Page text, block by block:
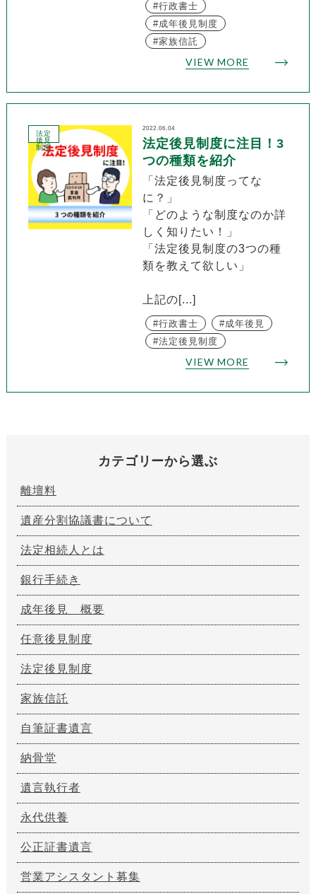
行政書士
成年後見制度
家族信託
VIEW MORE
法定
後見
制度
2022.06.04
法定後見制度に注目！3
つの種類を紹介
「法定後見制度ってな
に？」
「どのような制度なのか詳
しく知りたい！」
「法定後見制度の3つの種
類を教えて欲しい」
上記の[...]
行政書士
成年後見
法定後見制度
VIEW MORE
カテゴリーから選ぶ
離壇料
遺産分割協議書について
法定相続人とは
銀行手続き
成年後見 概要
任意後見制度
法定後見制度
家族信託
自筆証書遺言
納骨堂
遺言執行者
永代供養
公正証書遺言
営業アシスタント募集